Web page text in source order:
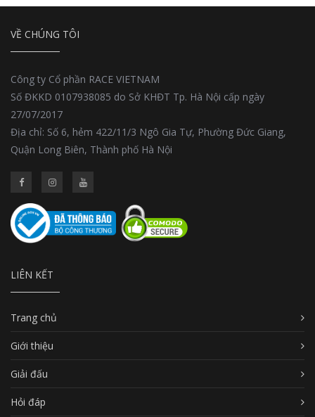
VỀ CHÚNG TÔI
Công ty Cổ phần RACE VIETNAM
Số ĐKKD 0107938085 do Sở KHĐT Tp. Hà Nội cấp ngày
27/07/2017
Địa chỉ: Số 6, hẻm 422/11/3 Ngô Gia Tự, Phường Đức Giang,
Quận Long Biên, Thành phố Hà Nội
LIÊN KẾT
Trang chủ
Giới thiệu
Giải đấu
Hỏi đáp